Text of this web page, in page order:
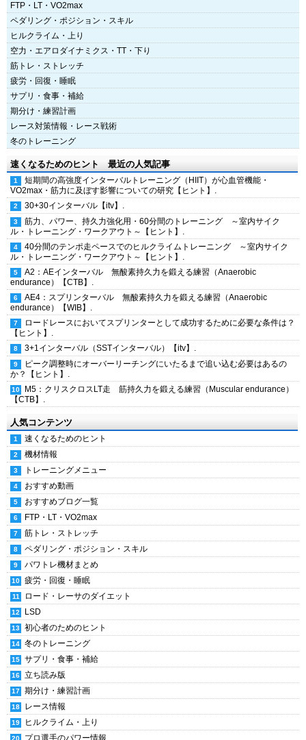
FTP・LT・VO2max
ペダリング・ポジション・スキル
ヒルクライム・上り
空力・エアロダイナミクス・TT・下り
筋トレ・ストレッチ
疲労・回復・睡眠
サプリ・食事・補給
期分け・練習計画
レース対策情報・レース戦術
冬のトレーニング
速くなるためのヒント 最近の人気記事
短期間の高強度インターバルトレーニング（HIIT）が心血管機能・
VO2max・筋力に及ぼす影響についての研究【ヒント】.
30+30インターバル【itv】.
筋力、パワー、持久力強化用・60分間のトレーニング ～室内サイク
ル・トレーニング・ワークアウト～【ヒント】.
40分間のテンポ走ペースでのヒルクライムトレーニング ～室内サイク
ル・トレーニング・ワークアウト～【ヒント】.
A2：AEインターバル 無酸素持久力を鍛える練習（Anaerobic
endurance）【CTB】.
AE4：スプリンターバル 無酸素持久力を鍛える練習（Anaerobic
endurance）【WIB】.
ロードレースにおいてスプリンターとして成功するために必要な条件は？
【ヒント】.
3+1インターバル（SSTインターバル）【itv】.
ピーク調整時にオーバーリーチングにいたるまで追い込む必要はあるの
か？【ヒント】.
M5：クリスクロスLT走 筋持久力を鍛える練習（Muscular endurance）
【CTB】.
人気コンテンツ
速くなるためのヒント
機材情報
トレーニングメニュー
おすすめ動画
おすすめブログ一覧
FTP・LT・VO2max
筋トレ・ストレッチ
ペダリング・ポジション・スキル
パワトレ機材まとめ
疲労・回復・睡眠
ロード・レーサのダイエット
LSD
初心者のためのヒント
冬のトレーニング
サプリ・食事・補給
立ち読み版
期分け・練習計画
レース情報
ヒルクライム・上り
プロ選手のパワー情報